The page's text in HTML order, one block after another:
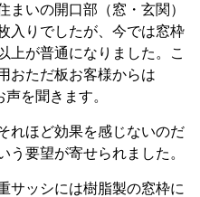
まいの開口部（窓・玄関）
入りでしたが、今では窓枠
上が普通になりました。こ
おただ板お客様からは
を聞きます。
れほど効果を感じないのだ
う要望が寄せられました。
サッシには樹脂製の窓枠に